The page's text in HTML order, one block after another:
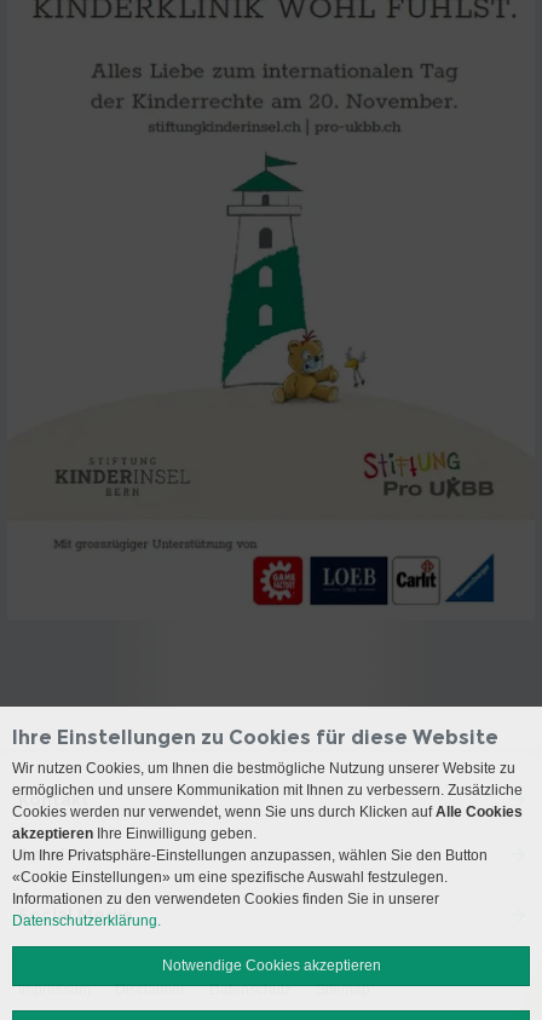
Kontakt
Anreise
Social Media
Impressum Disclaimer Datenschutz Sitemap
Ihre Einstellungen zu Cookies für diese Website
Wir nutzen Cookies, um Ihnen die bestmögliche Nutzung unserer Website zu
ermöglichen und unsere Kommunikation mit Ihnen zu verbessern. Zusätzliche
Cookies werden nur verwendet, wenn Sie uns durch Klicken aufAlle Cookies
akzeptieren Ihre Einwilligung geben.
Um Ihre Privatsphäre-Einstellungen anzupassen, wählen Sie den Button
«Cookie Einstellungen» um eine spezifische Auswahl festzulegen.
Informationen zu den verwendeten Cookies finden Sie in unserer
Datenschutzerklärung.
Notwendige Cookies akzeptieren